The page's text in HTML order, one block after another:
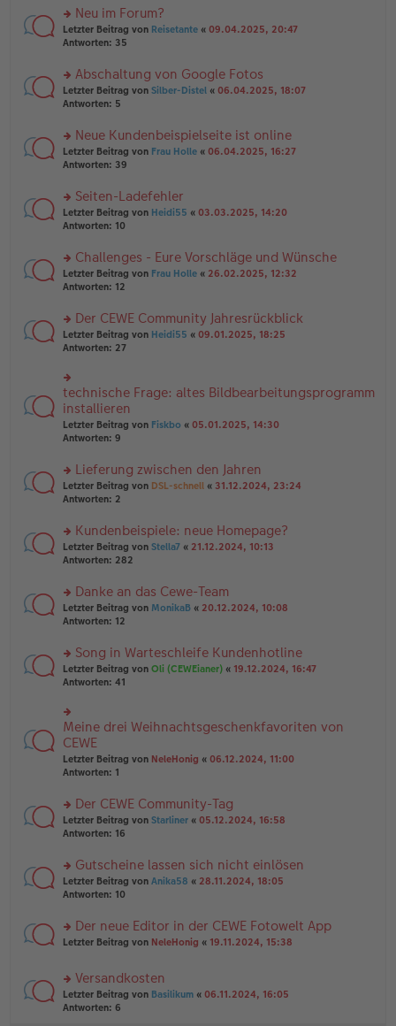
tr
a
g
e
n
er
tr
a
g
n
g
el
e
n
er
tr
a
g
rs
te
n
g
el
e
n
er
tr
a
g
Neu im Forum?
Letzter Beitrag von Reisetante « 09.04.2025, 20:47
Antworten: 35
rs
te
n
g
el
e
n
er
tr
a
g
Abschaltung von Google Fotos
Letzter Beitrag von Silber-Distel « 06.04.2025, 18:07
Antworten: 5
rs
te
n
g
el
e
n
er
tr
a
g
Neue Kundenbeispielseite ist online
Letzter Beitrag von Frau Holle « 06.04.2025, 16:27
Antworten: 39
rs
te
n
g
el
e
n
er
tr
a
g
Seiten-Ladefehler
Letzter Beitrag von Heidi55 « 03.03.2025, 14:20
Antworten: 10
rs
te
n
g
el
e
n
er
B
ei
tr
g
Challenges - Eure Vorschläge und Wünsche
Letzter Beitrag von Frau Holle « 26.02.2025, 12:32
Antworten: 12
rs
te
u
n
g
el
es
e
er
B
ei
tr
g
Der CEWE Community Jahresrückblick
Letzter Beitrag von Heidi55 « 09.01.2025, 18:25
Antworten: 27
rs
te
r
u
n
el
es
e
B
ei
tr
g
technische Frage: altes Bildbearbeitungsprogramm
installieren
Letzter Beitrag von Fiskbo « 05.01.2025, 14:30
Antworten: 9
rs
te
n
g
el
e
n
er
tr
a
g
Lieferung zwischen den Jahren
Letzter Beitrag von DSL-schnell « 31.12.2024, 23:24
Antworten: 2
rs
te
n
g
el
e
n
er
tr
a
g
Kundenbeispiele: neue Homepage?
Letzter Beitrag von Stella7 « 21.12.2024, 10:13
Antworten: 282
rs
te
n
g
el
e
n
er
B
ei
tr
g
Danke an das Cewe-Team
Letzter Beitrag von MonikaB « 20.12.2024, 10:08
Antworten: 12
rs
te
u
n
g
el
es
e
er
B
ei
tr
g
Song in Warteschleife Kundenhotline
Letzter Beitrag von Oli (CEWEianer) « 19.12.2024, 16:47
Antworten: 41
rs
te
r
u
n
el
es
e
B
ei
tr
g
Meine drei Weihnachtsgeschenkfavoriten von
CEWE
Letzter Beitrag von NeleHonig « 06.12.2024, 11:00
Antworten: 1
rs
te
n
g
el
e
n
ei
tr
a
Der CEWE Community-Tag
Letzter Beitrag von Starliner « 05.12.2024, 16:58
Antworten: 16
rs
te
n
g
es
e
n
er
Gutscheine lassen sich nicht einlösen
Letzter Beitrag von Anika58 « 28.11.2024, 18:05
Antworten: 10
rs
u
n
g
Der neue Editor in der CEWE Fotowelt App
Letzter Beitrag von NeleHonig « 19.11.2024, 15:38
rs
te
Versandkosten
Letzter Beitrag von Basilikum « 06.11.2024, 16:05
Antworten: 6